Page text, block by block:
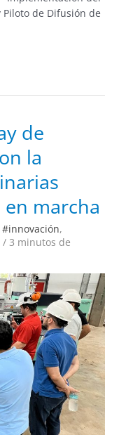
Piloto de Difusión de
de
la
marcha
#innovación,
/ 3 minutos de